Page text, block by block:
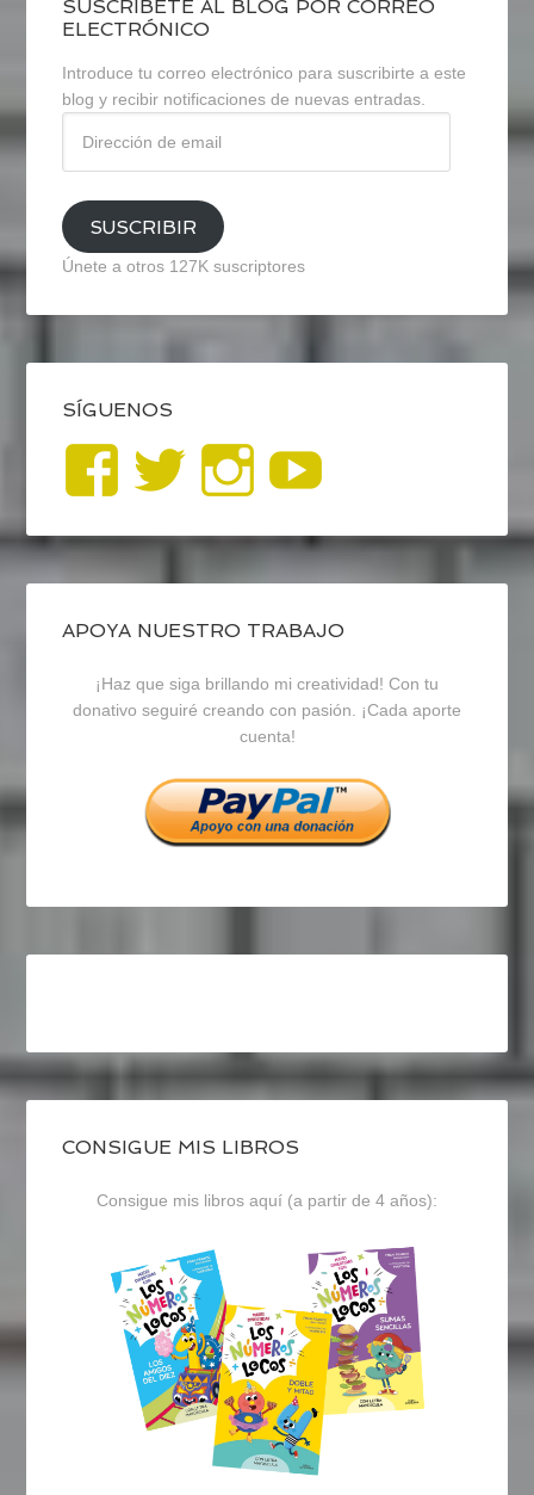
SUSCRÍBETE AL BLOG POR CORREO
ELECTRÓNICO
Introduce tu correo electrónico para suscribirte a este
blog y recibir notificaciones de nuevas entradas.
email
SUSCRIBIR
Únete a otros 127K suscriptores
SÍGUENOS
Ver
perfil
de
blogrecursosep
en
Facebook
Ver
perfil
de
recursosep
en
Twitter
Ver
perfil
de
recursosep
en
Instagram
APOYA NUESTRO TRABAJO
¡Haz que siga brillando mi creatividad! Con tu
donativo seguiré creando con pasión. ¡Cada aporte
cuenta!
CONSIGUE MIS LIBROS
Consigue mis libros aquí (a partir de 4 años):